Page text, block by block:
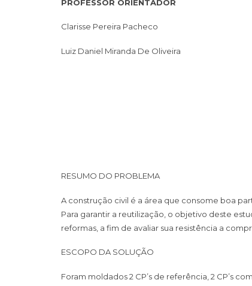
PROFESSOR ORIENTADOR
Clarisse Pereira Pacheco
Luiz Daniel Miranda De Oliveira
RESUMO DO PROBLEMA
A construção civil é a área que consome boa
Para garantir a reutilização, o objetivo deste
reformas, a fim de avaliar sua resistência a
ESCOPO DA SOLUÇÃO
Foram moldados 2 CP’s de referência, 2 CP’s